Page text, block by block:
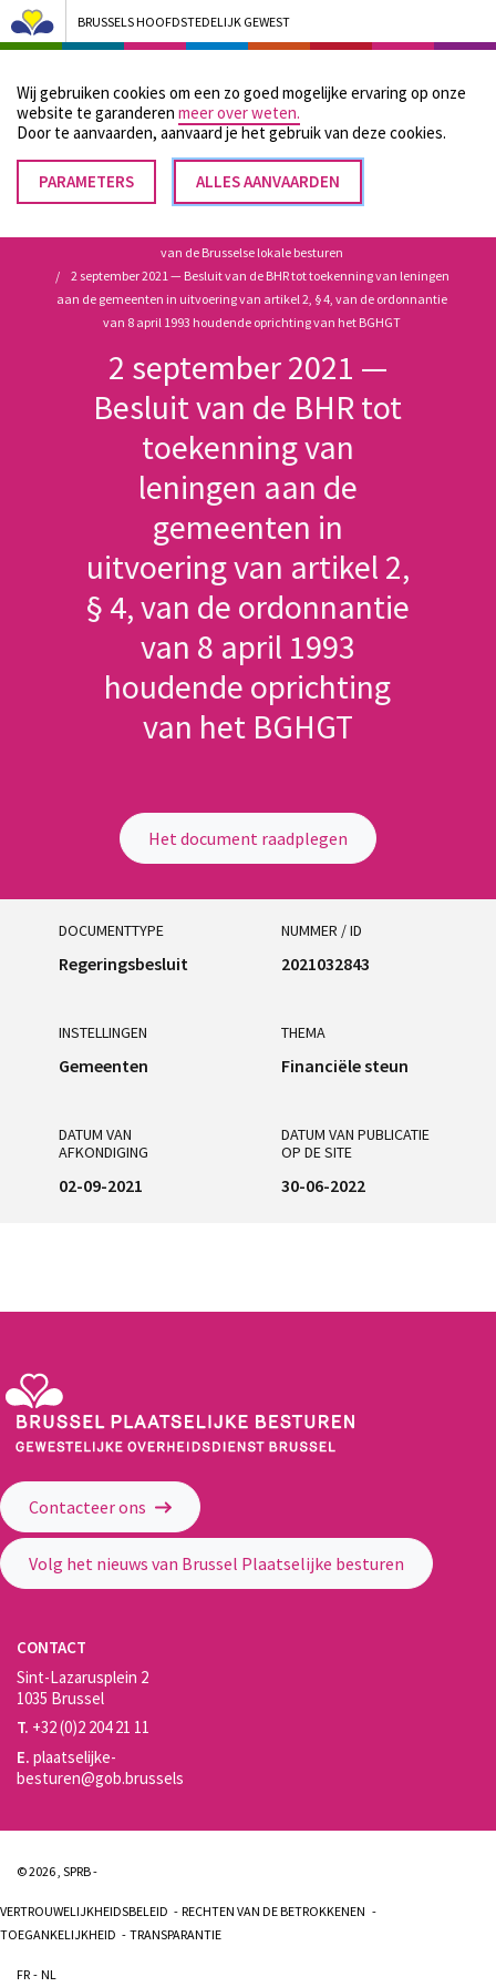
Wij gebruiken cookies om een zo goed mogelijke ervaring op onze
website te garanderen meer over weten.
Door te aanvaarden, aanvaard je het gebruik van deze cookies.
PARAMETERS ALLES AANVAARDEN
TOESTEMMING
INTREKKEN
BRUSSELS HOOFDSTEDELIJK GEWEST
Bruxelles Pouvoirs Locaux - Aller à la page d'accueil
Menu
Kruimelpad
Home
van de Brusselse lokale besturen
2 september 2021 — Besluit van de BHR tot toekenning van leningen
aan de gemeenten in uitvoering van artikel 2, § 4, van de ordonnantie
van 8 april 1993 houdende oprichting van het BGHGT
2 september 2021 —
Besluit van de BHR tot
toekenning van
leningen aan de
gemeenten in
uitvoering van artikel 2,
§ 4, van de ordonnantie
van 8 april 1993
houdende oprichting
van het BGHGT
Het document raadplegen
DOCUMENTTYPE
Regeringsbesluit
NUMMER / ID
2021032843
INSTELLINGEN
Gemeenten
THEMA
Financiële steun
DATUM VAN
AFKONDIGING
02-09-2021
DATUM VAN PUBLICATIE
OP DE SITE
30-06-2022
Contacteer ons
Volg het nieuws van Brussel Plaatselijke besturen
CONTACT
Sint-Lazarusplein 2
1035 Brussel
T. +32 (0)2 204 21 11
E. plaatselijke-
besturen@gob.brussels
© 2026 , SPRB -
VERTROUWELIJKHEIDSBELEID
RECHTEN VAN DE BETROKKENEN
TOEGANKELIJKHEID
TRANSPARANTIE
FR NL